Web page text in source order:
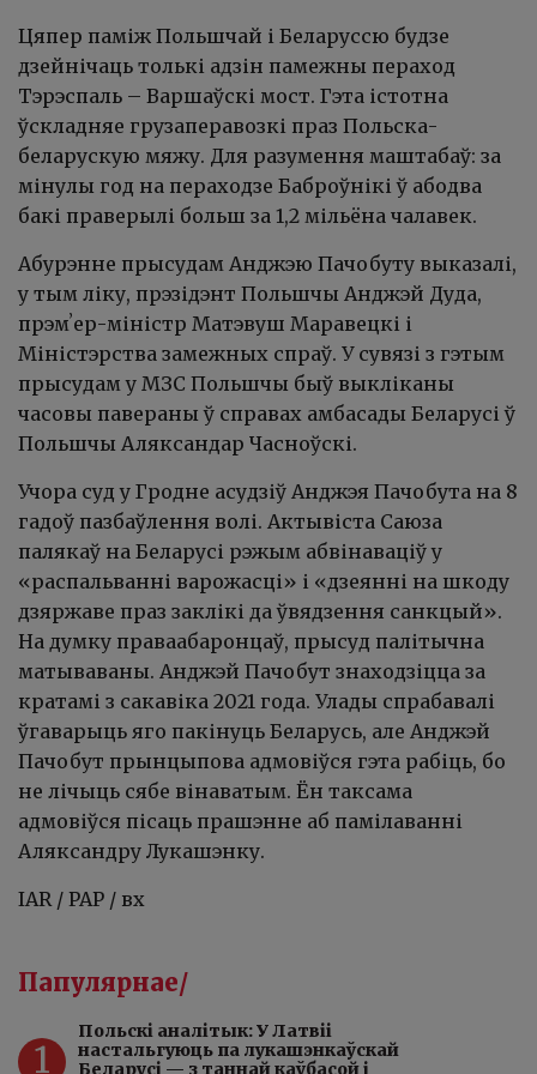
Цяпер паміж Польшчай і Беларуссю будзе
дзейнічаць толькі адзін памежны пераход
Тэрэспаль – Варшаўскі мост. Гэта істотна
ўскладняе грузаперавозкі праз Польска-
беларускую мяжу. Для разумення маштабаў: за
мінулы год на пераходзе Баброўнікі ў абодва
бакі праверылі больш за 1,2 мільёна чалавек.
Абурэнне прысудам Анджэю Пачобуту выказалі,
у тым ліку, прэзідэнт Польшчы Анджэй Дуда,
прэмʼер-міністр Матэвуш Маравецкі і
Міністэрства замежных спраў. У сувязі з гэтым
прысудам у МЗС Польшчы быў выкліканы
часовы павераны ў справах амбасады Беларусі ў
Польшчы Аляксандар Часноўскі.
Учора суд у Гродне асудзіў Анджэя Пачобута на 8
гадоў пазбаўлення волі. Актывіста Саюза
палякаў на Беларусі рэжым абвінаваціў у
«распальванні варожасці» і «дзеянні на шкоду
дзяржаве праз заклікі да ўвядзення санкцый».
На думку праваабаронцаў, прысуд палітычна
матываваны. Анджэй Пачобут знаходзіцца за
кратамі з сакавіка 2021 года. Улады спрабавалі
ўгаварыць яго пакінуць Беларусь, але Анджэй
Пачобут прынцыпова адмовіўся гэта рабіць, бо
не лічыць сябе вінаватым. Ён таксама
адмовіўся пісаць прашэнне аб памілаванні
Аляксандру Лукашэнку.
IAR / PAP / вх
Папулярнае/
1
Польскі аналітык: У Латвіі
настальгуюць па лукашэнкаўскай
Беларусі — з таннай каўбасой і